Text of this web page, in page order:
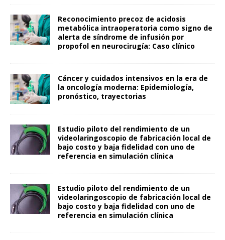
Reconocimiento precoz de acidosis
metabólica intraoperatoria como signo de
alerta de síndrome de infusión por
propofol en neurocirugía: Caso clínico
Cáncer y cuidados intensivos en la era de
la oncología moderna: Epidemiología,
pronóstico, trayectorias
Estudio piloto del rendimiento de un
videolaringoscopio de fabricación local de
bajo costo y baja fidelidad con uno de
referencia en simulación clínica
Estudio piloto del rendimiento de un
videolaringoscopio de fabricación local de
bajo costo y baja fidelidad con uno de
referencia en simulación clínica